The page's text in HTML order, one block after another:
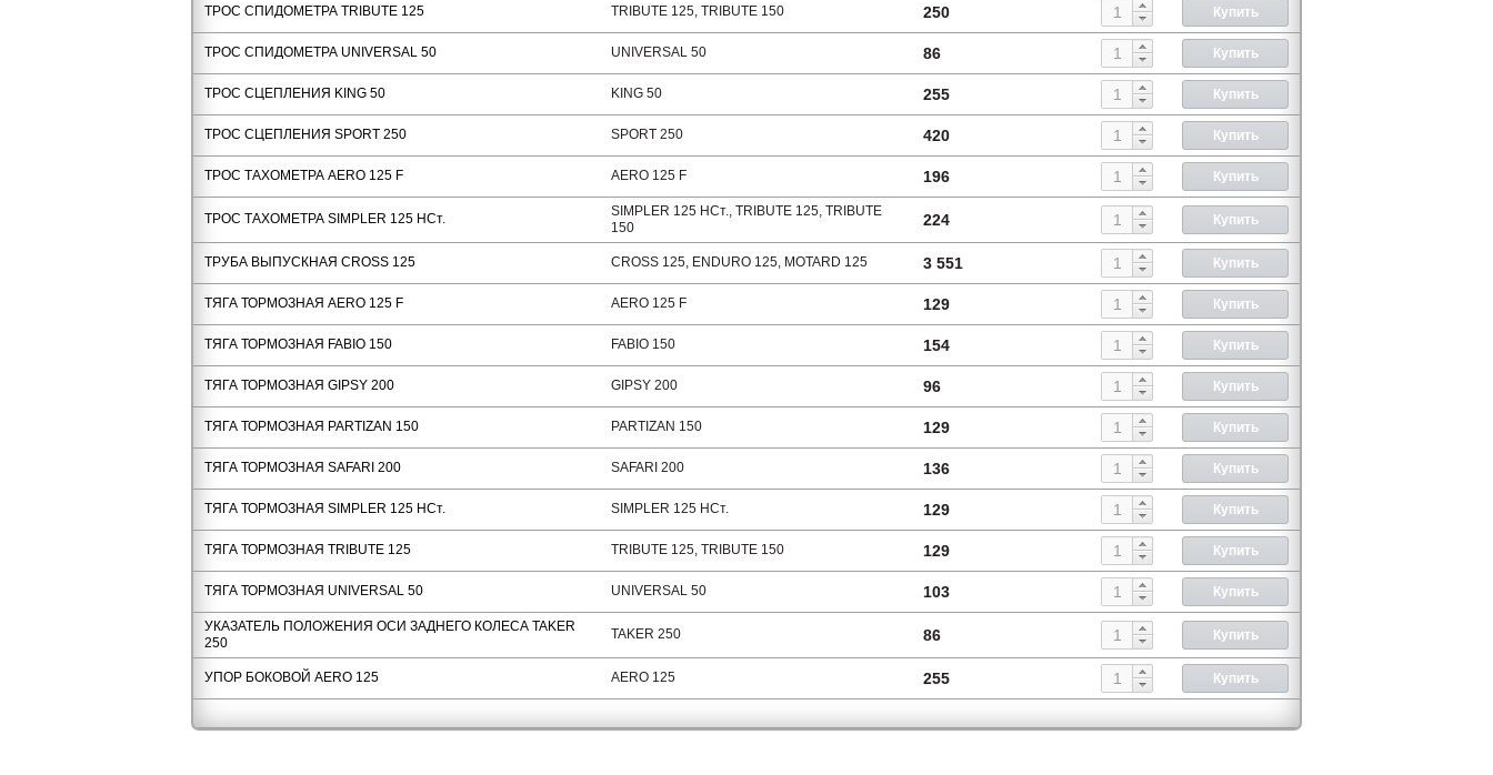
ТРОС СПИДОМЕТРА TRIBUTE 125 TRIBUTE 125, TRIBUTE 150 250
ТРОС СПИДОМЕТРА UNIVERSAL 50 UNIVERSAL 50 86
ТРОС СЦЕПЛЕНИЯ KING 50 KING 50 255
ТРОС СЦЕПЛЕНИЯ SPORT 250 SPORT 250 420
ТРОС ТАХОМЕТРА AERO 125 F AERO 125 F 196
ТРОС ТАХОМЕТРА SIMPLER 125 НСт.
SIMPLER 125 HCт., TRIBUTE 125, TRIBUTE
150
224
ТРУБА ВЫПУСКНАЯ CROSS 125 CROSS 125, ENDURO 125, MOTARD 125 3 551
ТЯГА ТОРМОЗНАЯ AERO 125 F AERO 125 F 129
ТЯГА ТОРМОЗНАЯ FABIO 150 FABIO 150 154
ТЯГА ТОРМОЗНАЯ GIPSY 200 GIPSY 200 96
ТЯГА ТОРМОЗНАЯ PARTIZAN 150 PARTIZAN 150 129
ТЯГА ТОРМОЗНАЯ SAFARI 200 SAFARI 200 136
ТЯГА ТОРМОЗНАЯ SIMPLER 125 НСт. SIMPLER 125 HCт. 129
ТЯГА ТОРМОЗНАЯ TRIBUTE 125 TRIBUTE 125, TRIBUTE 150 129
ТЯГА ТОРМОЗНАЯ UNIVERSAL 50 UNIVERSAL 50 103
УКАЗАТЕЛЬ ПОЛОЖЕНИЯ ОСИ ЗАДНЕГО КОЛЕСА TAKER
250
TAKER 250 86
УПОР БОКОВОЙ AERO 125 AERO 125 255